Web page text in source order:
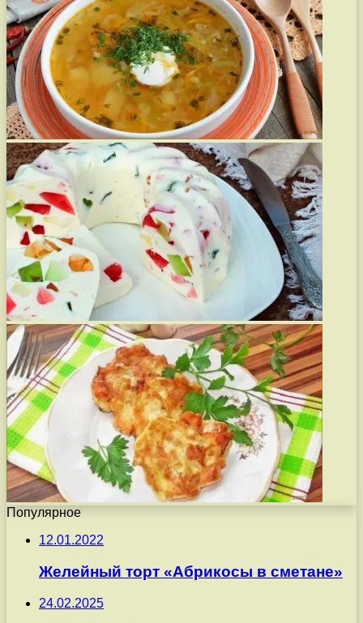
Популярное
12.01.2022
Желейный торт «Абрикосы в сметане»
24.02.2025